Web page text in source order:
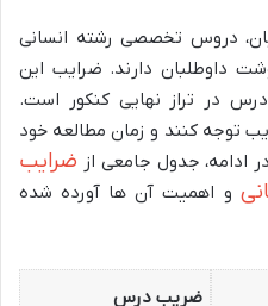
دروس تخصصی رشته انسانی
داوطلبان دارند. ضرایب این
در تراز نهایی کنکور است.
توجه کنند و زمان مطالعه خود
ادامه، جدول جامعی از ضرایب
و اهمیت آن ها آورده شده
ضریب درس